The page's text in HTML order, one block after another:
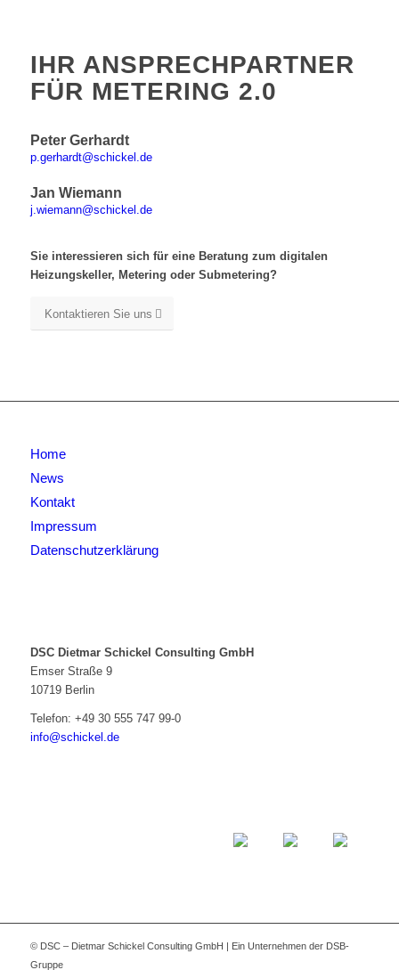
IHR ANSPRECHPARTNER
FÜR METERING 2.0
Peter Gerhardt
p.gerhardt@schickel.de
Jan Wiemann
j.wiemann@schickel.de
Sie interessieren sich für eine Beratung zum digitalen
Heizungskeller, Metering oder Submetering?
Kontaktieren Sie uns
Home
News
Kontakt
Impressum
Datenschutzerklärung
DSC Dietmar Schickel Consulting GmbH
Emser Straße 9
10719 Berlin
Telefon: +49 30 555 747 99-0
info@schickel.de
© DSC – Dietmar Schickel Consulting GmbH | Ein Unternehmen der DSB-
Gruppe